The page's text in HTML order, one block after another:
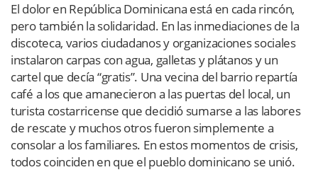
El dolor en República Dominicana está en cada rincón,
pero también la solidaridad. En las inmediaciones de la
discoteca, varios ciudadanos y organizaciones sociales
instalaron carpas con agua, galletas y plátanos y un
cartel que decía “gratis”. Una vecina del barrio repartía
café a los que amanecieron a las puertas del local, un
turista costarricense que decidió sumarse a las labores
de rescate y muchos otros fueron simplemente a
consolar a los familiares. En estos momentos de crisis,
todos coinciden en que el pueblo dominicano se unió.